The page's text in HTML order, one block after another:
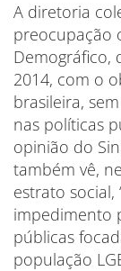
A diretoria
preocupação
Demográfico,
2014, com o
brasileira,
nas políticas
opinião do
também vê,
estrato social,
impedimento
públicas
população